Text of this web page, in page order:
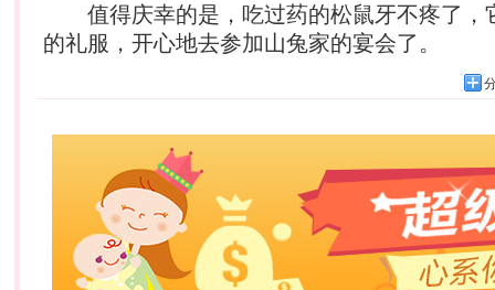
值得庆幸的是，吃过药的松鼠牙不疼了，
的礼服，开心地去参加山兔家的宴会了。